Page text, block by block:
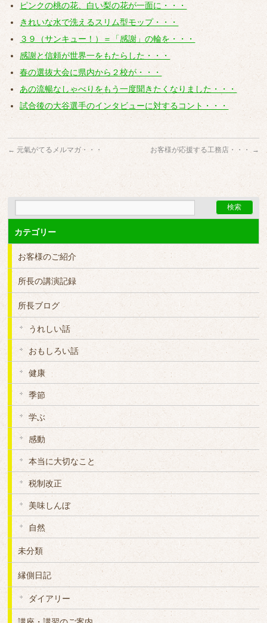
ピンクの桃の花、白い梨の花が一面に・・・
きれいな水で洗えるスリム型モップ・・・
３９（サンキュー！）＝「感謝」の輪を・・・
感謝と信頼が世界一をもたらした・・・
春の選抜大会に県内から２校が・・・
あの流暢なしゃべりをもう一度聞きたくなりました・・・
試合後の大谷選手のインタビューに対するコント・・・
← 元氣がてるメルマガ・・・ お客様が応援する工務店・・・ →
カテゴリー
お客様のご紹介
所長の講演記録
所長ブログ
うれしい話
おもしろい話
健康
季節
学ぶ
感動
本当に大切なこと
税制改正
美味しんぼ
自然
未分類
縁側日記
ダイアリー